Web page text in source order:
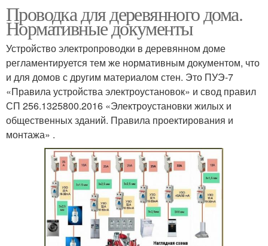
Проводка для деревянного дома.
Нормативные документы
Устройство электропроводки в деревянном доме
регламентируется тем же нормативным документом, что
и для домов с другим материалом стен. Это ПУЭ-7
«Правила устройства электроустановок» и свод правил
СП 256.1325800.2016 «Электроустановки жилых и
общественных зданий. Правила проектирования и
монтажа» .